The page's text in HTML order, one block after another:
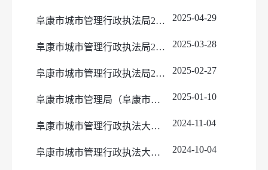
阜康市城市管理行政执法局2025年4月行政处罚案件公示 2025-04-29
阜康市城市管理行政执法局2025年3月行政处罚案件公示 2025-03-28
阜康市城市管理行政执法局2025年2月行政处罚案件公示 2025-02-27
阜康市城市管理局（阜康市城市管理行政执法局）行政执法证花名册 2025-01-10
阜康市城市管理行政执法大队2024年10月行政处罚台账 2024-11-04
阜康市城市管理行政执法大队2024年9月行政处罚台账 2024-10-04